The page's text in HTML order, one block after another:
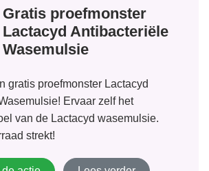
Gratis proefmonster
Lactacyd Antibacteriële
Wasemulsie
gratis proefmonster Lactacyd
Ervaar zelf het
van de Lactacyd wasemulsie.
strekt!